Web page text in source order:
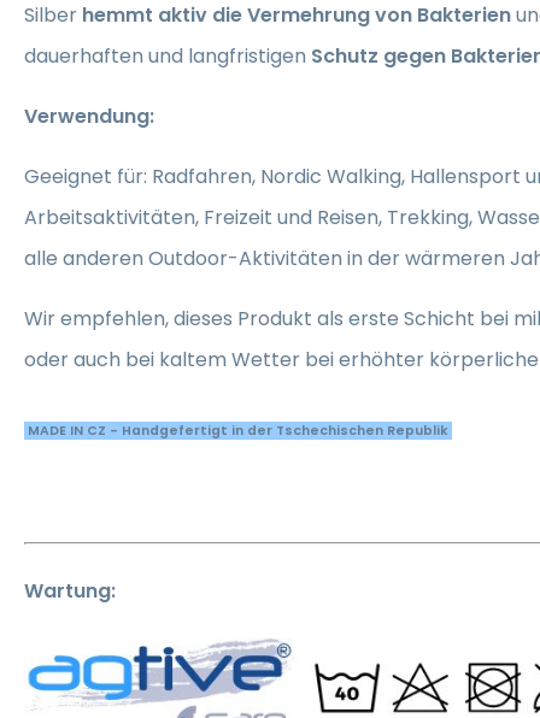
Silber hemmt aktiv die Vermehrung von Bakterien
dauerhaften und langfristigen Schutz gegen
Verwendung:
Geeignet für: Radfahren, Nordic Walking, Hallensport
Arbeitsaktivitäten, Freizeit und Reisen, Trekking,
alle anderen Outdoor-Aktivitäten in der wärmeren
Wir empfehlen, dieses Produkt als erste Schicht bei
oder auch bei kaltem Wetter bei erhöhter
MADE IN CZ - Handgefertigt in der Tschechischen Republik
Wartung: